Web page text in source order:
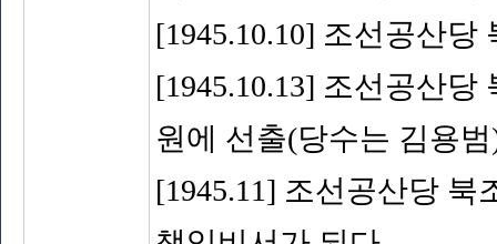
[1945.10.10] 조선공산
[1945.10.13] 조선공산
원에 선출(당수는 김용
[1945.11] 조선공산당